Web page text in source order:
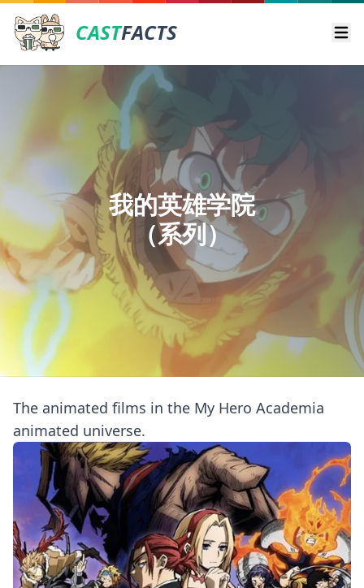
CASTFACTS
我的英雄学院
（系列）
The animated films in the My Hero Academia
animated universe.